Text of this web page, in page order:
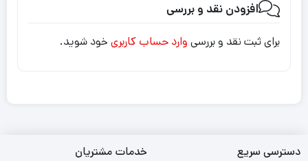
افزودن نقد و بررسی
برای ثبت نقد و بررسی وارد حساب کاربری خود شوید.
دسترسی سریع خدمات مشتریان